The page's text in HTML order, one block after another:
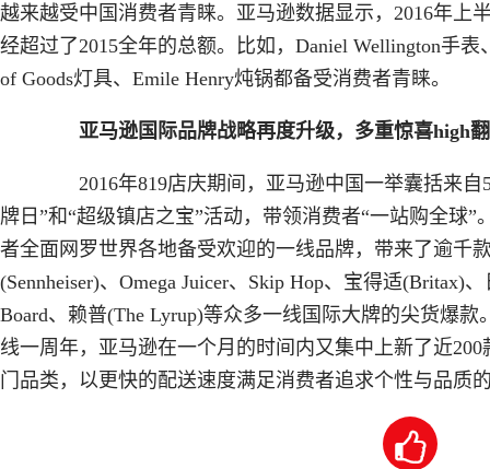
越来越受中国消费者青睐。亚马逊数据显示，2016年上
经超过了2015全年的总额。比如，Daniel Wellington手表
of Goods灯具、Emile Henry炖锅都备受消费者青睐。
亚马逊国际品牌战略再度升级，多重惊喜high
2016年819店庆期间，亚马逊中国一举囊括来自
牌日”和“超级镇店之宝”活动，带领消费者“一站购全球
者全面网罗世界各地备受欢迎的一线品牌，带来了逾千
(Sennheiser)、Omega Juicer、Skip Hop、宝得适(Britax)
Board、赖普(The Lyrup)等众多一线国际大牌的尖货爆
线一周年，亚马逊在一个月的时间内又集中上新了近
门品类，以更快的配送速度满足消费者追求个性与品质
